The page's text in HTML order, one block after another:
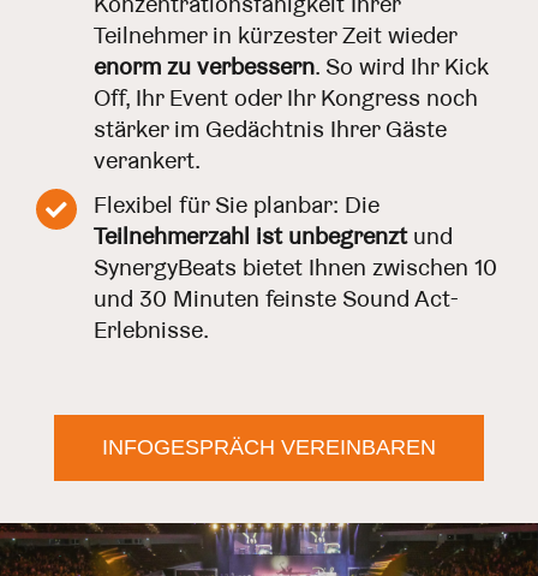
Teilnehmer in kürzester Zeit wieder
enorm zu verbessern. So wird Ihr Kick
Off, Ihr Event oder Ihr Kongress noch
stärker im Gedächtnis Ihrer Gäste
verankert.
Flexibel für Sie planbar: Die
Teilnehmerzahl ist unbegrenztund
SynergyBeats bietet Ihnen zwischen 10
und 30 Minuten feinste Sound Act-
Erlebnisse.
INFOGESPRÄCH VEREINBAREN